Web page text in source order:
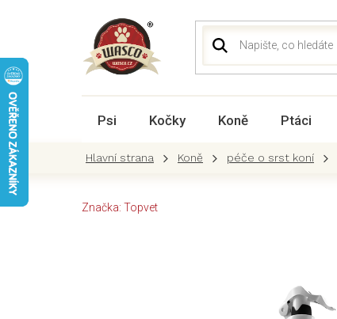
Psi Kočky Koně Ptáci
Koně péče o srst koní
Značka: Topvet